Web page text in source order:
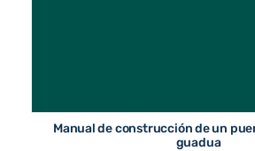
Manual de construcción de un
guadua